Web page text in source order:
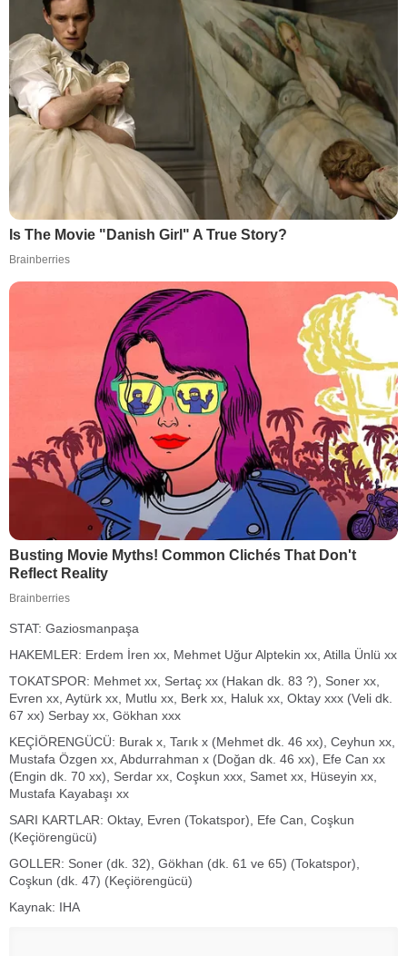
STAT: Gaziosmanpaşa
HAKEMLER: Erdem İren xx, Mehmet Uğur Alptekin xx, Atilla Ünlü xx
TOKATSPOR: Mehmet xx, Sertaç xx (Hakan dk. 83 ?), Soner xx,
Evren xx, Aytürk xx, Mutlu xx, Berk xx, Haluk xx, Oktay xxx (Veli dk.
67 xx) Serbay xx, Gökhan xxx
KEÇİÖRENGÜCÜ: Burak x, Tarık x (Mehmet dk. 46 xx), Ceyhun xx,
Mustafa Özgen xx, Abdurrahman x (Doğan dk. 46 xx), Efe Can xx
(Engin dk. 70 xx), Serdar xx, Coşkun xxx, Samet xx, Hüseyin xx,
Mustafa Kayabaşı xx
SARI KARTLAR: Oktay, Evren (Tokatspor), Efe Can, Coşkun
(Keçiörengücü)
GOLLER: Soner (dk. 32), Gökhan (dk. 61 ve 65) (Tokatspor),
Coşkun (dk. 47) (Keçiörengücü)
Kaynak: IHA